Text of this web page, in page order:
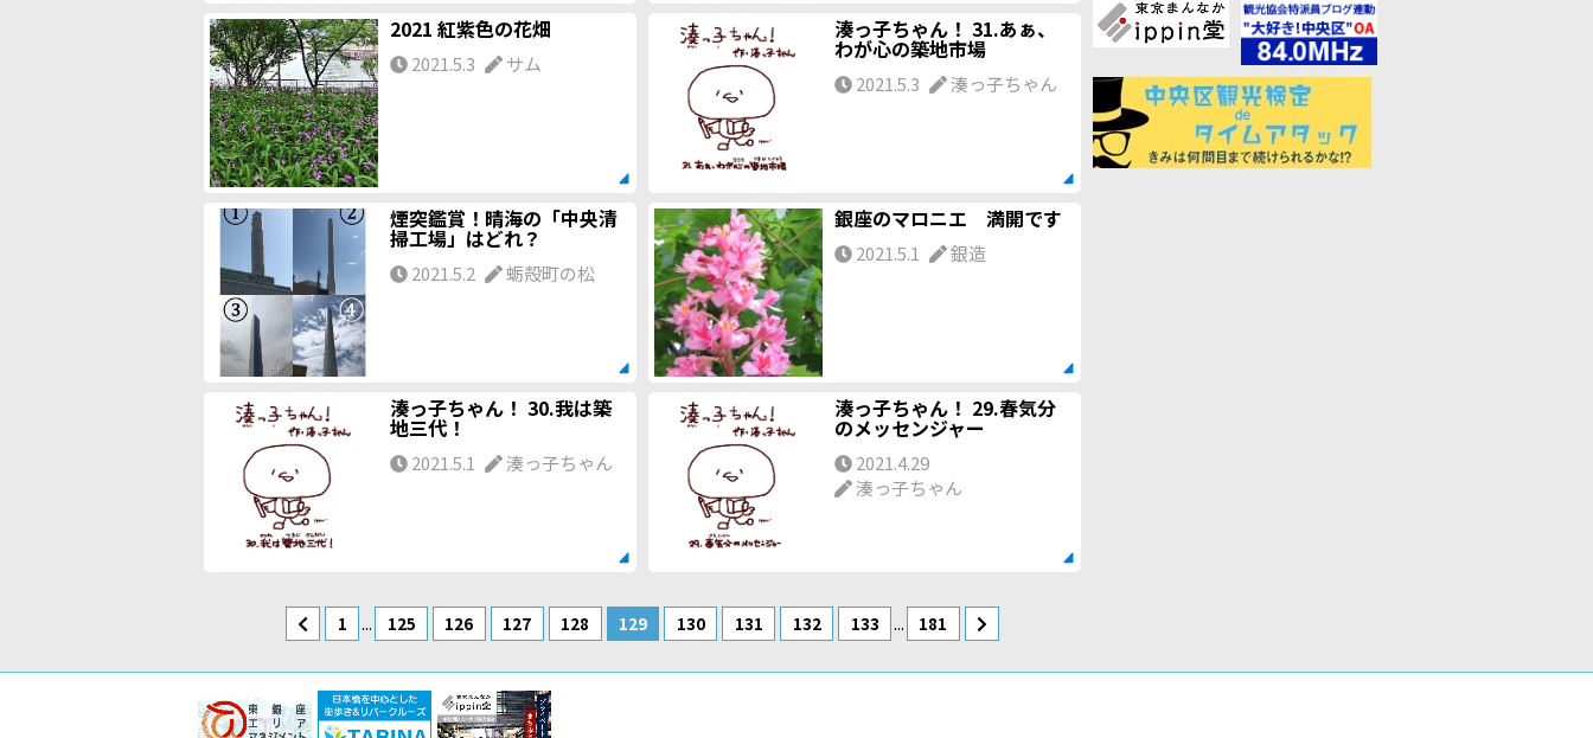
2021 紅紫色の花畑
2021.5.3 サム
湊っ子ちゃん！ 31.あぁ、
わが心の築地市場
2021.5.3 湊っ子ちゃん
煙突鑑賞！晴海の「中央清
掃工場」はどれ？
2021.5.2 蛎殻町の松
銀座のマロニエ 満開です
2021.5.1 銀造
湊っ子ちゃん！ 30.我は築
地三代！
2021.5.1 湊っ子ちゃん
湊っ子ちゃん！ 29.春気分
のメッセンジャー
2021.4.29
湊っ子ちゃん
1 ... 125 126 127 128 129 130 131 132 133 ... 181